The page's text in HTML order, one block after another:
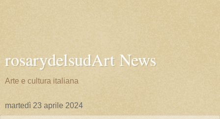
rosarydelsudArt News
Arte e cultura italiana
martedì 23 aprile 2024